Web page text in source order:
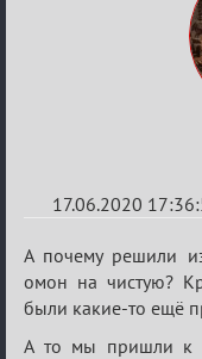
17.06.2020
Re:
Семейный
кубок
А почему решили
омон на чистую?
были какие-то ещё
А то мы пришли к